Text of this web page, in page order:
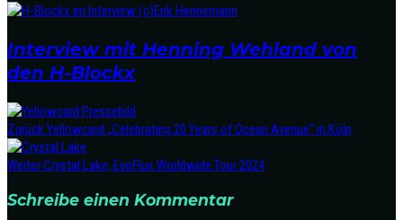
Interview mit Henning Wehland von
den H-Blockx
ZurückYellowcard „Celebrating 20 Years of Ocean Avenue“ in Köln
WeiterCrystal Lake; EvoFlux Worldwide Tour 2024
Schreibe einen Kommentar